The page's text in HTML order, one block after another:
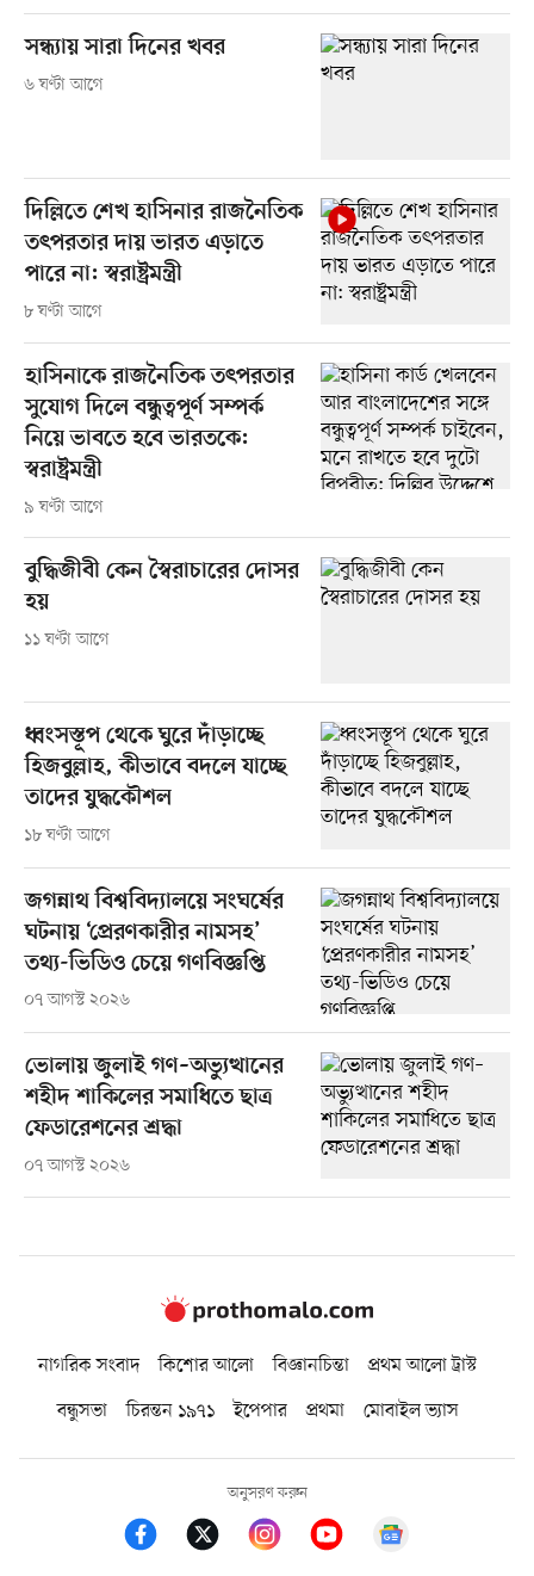
সন্ধ্যায় সারা দিনের খবর
৬ ঘণ্টা আগে
দিল্লিতে শেখ হাসিনার রাজনৈতিক
তৎপরতার দায় ভারত এড়াতে
পারে না: স্বরাষ্ট্রমন্ত্রী
৮ ঘণ্টা আগে
হাসিনাকে রাজনৈতিক তৎপরতার
সুযোগ দিলে বন্ধুত্বপূর্ণ সম্পর্ক
নিয়ে ভাবতে হবে ভারতকে:
স্বরাষ্ট্রমন্ত্রী
৯ ঘণ্টা আগে
বুদ্ধিজীবী কেন স্বৈরাচারের দোসর
হয়
১১ ঘণ্টা আগে
ধ্বংসস্তূপ থেকে ঘুরে দাঁড়াচ্ছে
হিজবুল্লাহ, কীভাবে বদলে যাচ্ছে
তাদের যুদ্ধকৌশল
১৮ ঘণ্টা আগে
জগন্নাথ বিশ্ববিদ্যালয়ে সংঘর্ষের
ঘটনায় ‘প্রেরণকারীর নামসহ’
তথ্য-ভিডিও চেয়ে গণবিজ্ঞপ্তি
০৭ আগস্ট ২০২৬
ভোলায় জুলাই গণ–অভ্যুত্থানের
শহীদ শাকিলের সমাধিতে ছাত্র
ফেডারেশনের শ্রদ্ধা
০৭ আগস্ট ২০২৬
নাগরিক সংবাদ কিশোর আলো বিজ্ঞানচিন্তা
প্রথম আলো ট্রাস্ট
বন্ধুসভা
চিরন্তন ১৯৭১ ইপেপার প্রথমা মোবাইল ভ্যাস
অনুসরণ করুন